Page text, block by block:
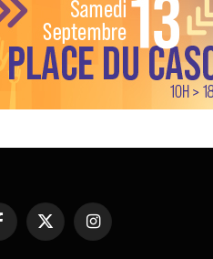
X
(Twitter)
Instagram